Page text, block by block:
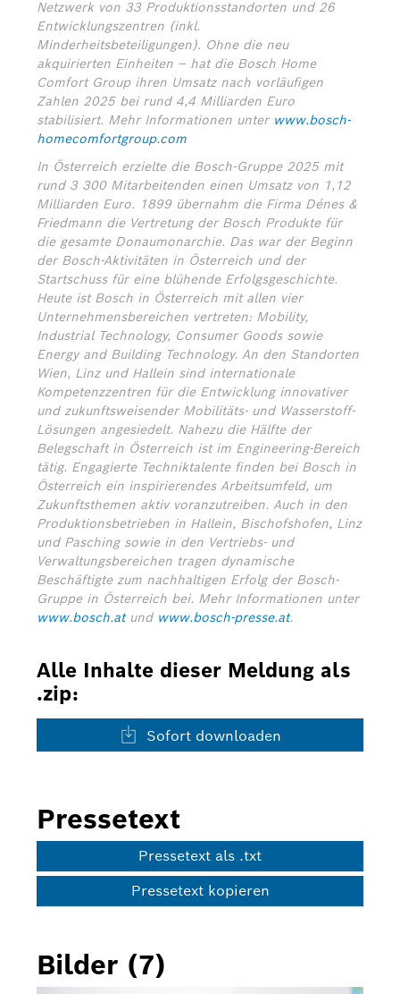
Netzwerk von 33 Produktionsstandorten und 26
Entwicklungszentren (inkl.
Minderheitsbeteiligungen). Ohne die neu
akquirierten Einheiten – hat die Bosch Home
Comfort Group ihren Umsatz nach vorläufigen
Zahlen 2025 bei rund 4,4 Milliarden Euro
stabilisiert. Mehr Informationen unter www.bosch-
homecomfortgroup.com
In Österreich erzielte die Bosch-Gruppe 2025 mit
rund 3 300 Mitarbeitenden einen Umsatz von 1,12
Milliarden Euro. 1899 übernahm die Firma Dénes &
Friedmann die Vertretung der Bosch Produkte für
die gesamte Donaumonarchie. Das war der Beginn
der Bosch-Aktivitäten in Österreich und der
Startschuss für eine blühende Erfolgsgeschichte.
Heute ist Bosch in Österreich mit allen vier
Unternehmensbereichen vertreten: Mobility,
Industrial Technology, Consumer Goods sowie
Energy and Building Technology. An den Standorten
Wien, Linz und Hallein sind internationale
Kompetenzzentren für die Entwicklung innovativer
und zukunftsweisender Mobilitäts- und Wasserstoff-
Lösungen angesiedelt. Nahezu die Hälfte der
Belegschaft in Österreich ist im Engineering-Bereich
tätig. Engagierte Techniktalente finden bei Bosch in
Österreich ein inspirierendes Arbeitsumfeld, um
Zukunftsthemen aktiv voranzutreiben. Auch in den
Produktionsbetrieben in Hallein, Bischofshofen, Linz
und Pasching sowie in den Vertriebs- und
Verwaltungsbereichen tragen dynamische
Beschäftigte zum nachhaltigen Erfolg der Bosch-
Gruppe in Österreich bei. Mehr Informationen unter
www.bosch.atund www.bosch-presse.at.
Alle Inhalte dieser Meldung als
.zip:
Sofort downloaden
Pressetext
Pressetext als .txt
Pressetext kopieren
Bilder (7)